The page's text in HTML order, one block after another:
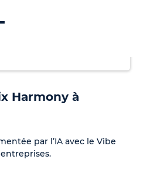
Harmony à
par l’IA avec le Vibe